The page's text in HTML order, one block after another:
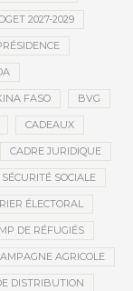
2027-2029
FASO BVG
CADEAUX
CADRE JURIDIQUE
SOCIALE
ÉLECTORAL
DE RÉFUGIÉS
AGRICOLE
DISTRIBUTION